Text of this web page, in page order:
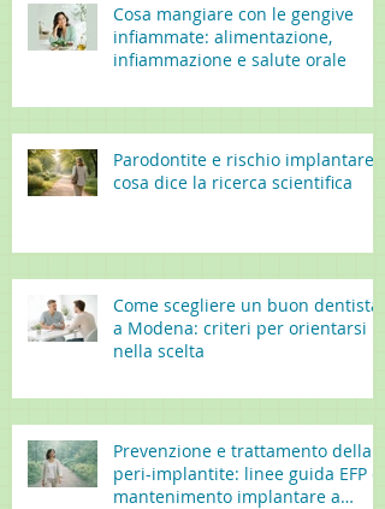
Cosa mangiare con le gengive
infiammate: alimentazione,
infiammazione e salute orale
Parodontite e rischio implantare:
cosa dice la ricerca scientifica
Come scegliere un buon dentista
a Modena: criteri per orientarsi
nella scelta
Prevenzione e trattamento della
peri-implantite: linee guida EFP e
mantenimento implantare a